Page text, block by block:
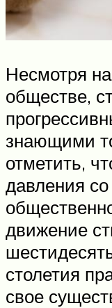
Несмотря
обществе,
знающими
отметить,
давления
движение
столетия
свое